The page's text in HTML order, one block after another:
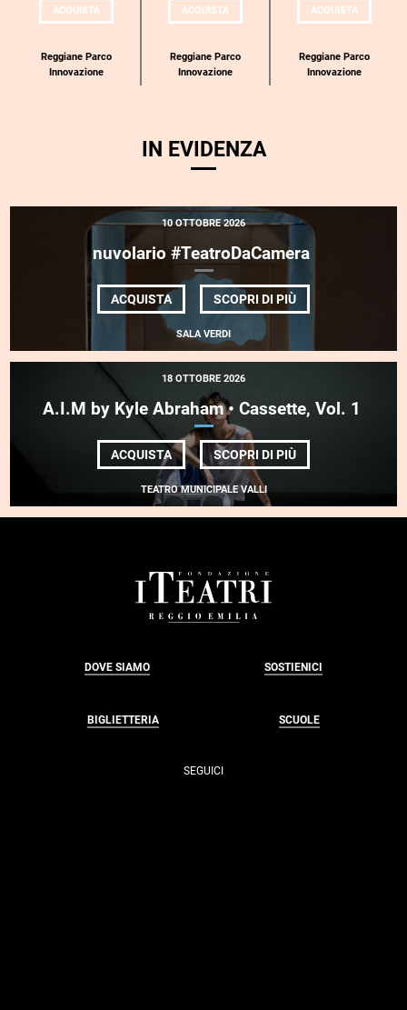
ACQUISTAUN
BIGLIETTO
Reggiane Parco
Innovazione
ACQUISTAUN
BIGLIETTO
Reggiane Parco
Innovazione
ACQUISTAUN
BIGLIETTO
Reggiane Parco
Innovazione
IN EVIDENZA
10 OTTOBRE 2026
nuvolario #TeatroDaCamera
ACQUISTA
SCOPRI DI PIÙ
DI
NUVOLARIO
#TEATRODACAMERA
SALA VERDI
18 OTTOBRE 2026
A.I.M by Kyle Abraham • Cassette, Vol. 1
ACQUISTA
SCOPRI DI PIÙ
DI
A.I.M
BY
KYLE
ABRAHAM
TEATRO MUNICIPALE VALLI
DOVE SIAMO SOSTIENICI
BIGLIETTERIA SCUOLE
SEGUICI